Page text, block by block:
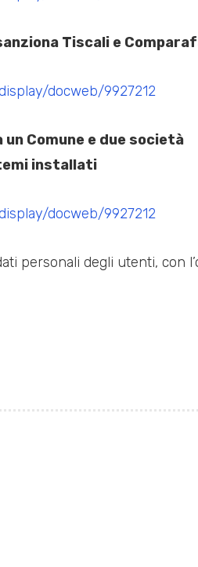
Tiscali e
docweb/9927212
Comune e due società
installati
docweb/9927212
personali degli utenti, con